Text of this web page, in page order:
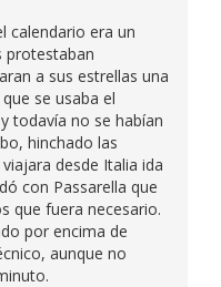
calendario era un
protestaban
a sus estrellas una
se usaba el
todavía no se habían
hinchado las
desde Italia ida
con Passarella que
que fuera necesario.
por encima de
aunque no